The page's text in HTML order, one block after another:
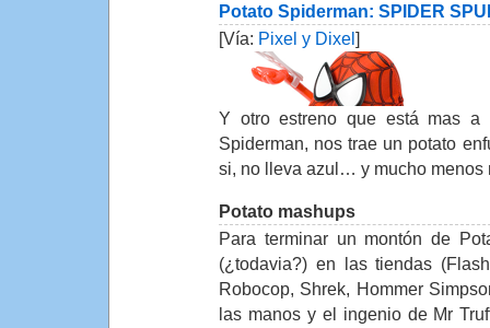
Potato Spiderman: SPIDER
[Vía: Pixel y Dixel]
Y otro estreno que está mas
Spiderman, nos trae un potato
si, no lleva azul… y mucho menos
Potato mashups
Para terminar un montón de
(¿todavia?) en las tiendas
Robocop, Shrek, Hommer
las manos y el ingenio de Mr